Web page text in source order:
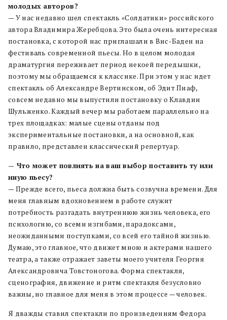
молодых авторов?
— У нас недавно шел спектакль «Солдатики» российского
автора Владимира Жеребцова. Это была очень интересная
постановка, с которой нас приглашали в Вис-Баден на
фестиваль современной пьесы. Но в целом молодая
драматургия переживает период некоей передышки,
поэтому мы обращаемся к классике. При этом у нас идет
спектакль об Александре Вертинском, об Эдит Пиаф,
совсем недавно мы выпустили постановку о Клавдии
Шульженко. Каждый вечер мы работаем параллельно на
трех площадках: малые сцены отданы под
экспериментальные постановки, а на основной, как
правило, представлен классический репертуар.
— Что может повлиять на ваш выбор поставить ту или
иную пьесу?
— Прежде всего, пьеса должна быть созвучна времени. Для
меня главным вдохновением в работе служит
потребность разгадать внутреннюю жизнь человека, его
психологию, со всеми изгибами, парадоксами,
неожиданными поступками, со всей его тайной жизнью.
Думаю, это главное, что движет мною и актерами нашего
театра, а также отражает заветы моего учителя Георгия
Александровича Товстоногова. Форма спектакля,
сценография, движение и ритм спектакля безусловно
важны, но главное для меня в этом процессе — человек.
Я дважды ставил спектакли по произведениям Федора